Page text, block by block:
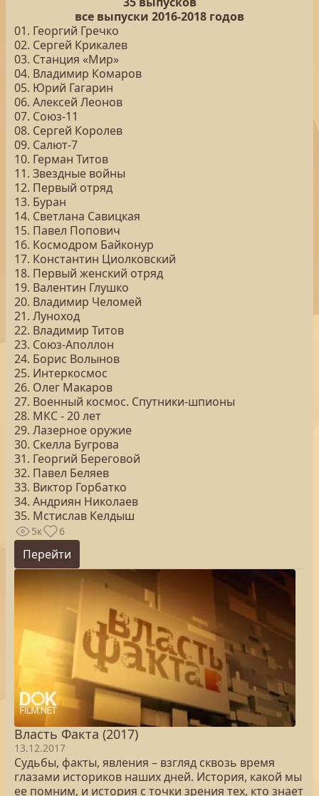
все выпуски 2016-2018 годов
01. Георгий Гречко
02. Сергей Крикалев
03. Станция «Мир»
04. Владимир Комаров
05. Юрий Гагарин
06. Алексей Леонов
07. Союз-11
08. Сергей Королев
09. Салют-7
10. Герман Титов
11. Звездные войны
12. Первый отряд
13. Буран
14. Светлана Савицкая
15. Павел Попович
16. Космодром Байконур
17. Константин Циолковский
18. Первый женский отряд
19. Валентин Глушко
20. Владимир Челомей
21. Луноход
22. Владимир Титов
23. Союз-Аполлон
24. Борис Волынов
25. Интеркосмос
26. Олег Макаров
27. Военный космос. Спутники-шпионы
28. МКС - 20 лет
29. Лазерное оружие
30. Скелла Бугрова
31. Георгий Береговой
32. Павел Беляев
33. Виктор Горбатко
34. Андриян Николаев
35. Мстислав Келдыш
5к 6
Перейти
Власть Факта (2017)
13.12.2017
Судьбы, факты, явления – взгляд сквозь время
глазами историков наших дней. История, какой мы
ее помним, и история с точки зрения тех, кто знает